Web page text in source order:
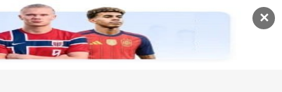
✕
英语课程 英语资料